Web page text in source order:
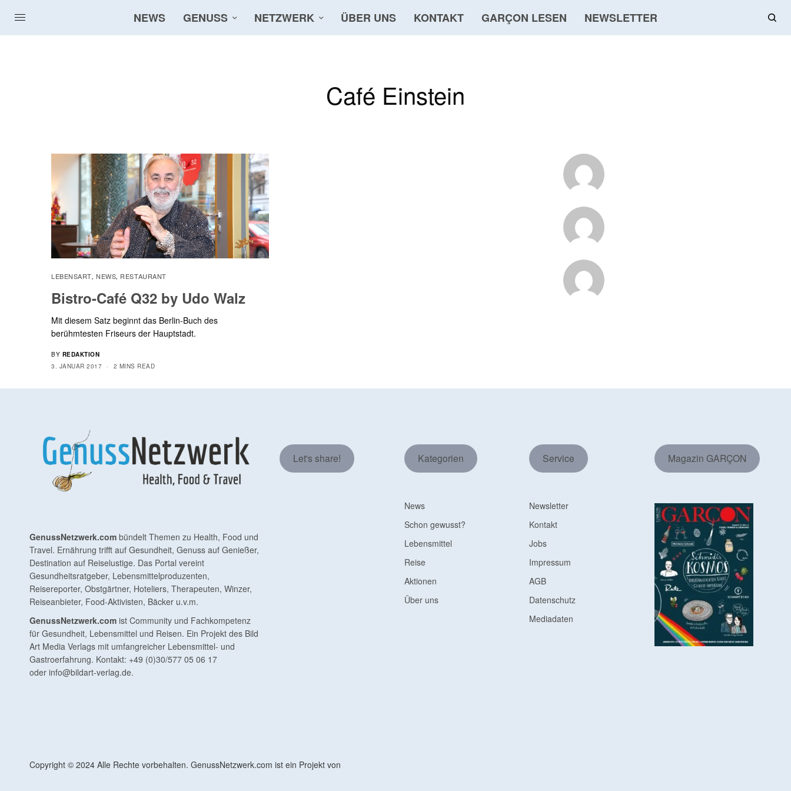
NEWS GENUSS NETZWERK ÜBER UNS KONTAKT GARÇON LESEN NEWSLETTER
Café Einstein
LEBENSART,NEWS, RESTAURANT
Bistro-Café Q32 by Udo Walz
Mit diesem Satz beginnt das Berlin-Buch des
berühmtesten Friseurs der Hauptstadt.
BY REDAKTION
3. JANUAR 2017
2 MINS READ
GenussNetzwerk.com bündelt Themen zu Health, Food und
Travel. Ernährung trifft auf Gesundheit, Genuss auf Genießer,
Destination auf Reiselustige. Das Portal vereint
Gesundheitsratgeber, Lebensmittelproduzenten,
Reisereporter, Obstgärtner, Hoteliers, Therapeuten, Winzer,
Reiseanbieter, Food-Aktivisten, Bäcker u.v.m.
GenussNetzwerk.com ist Community und Fachkompetenz
für Gesundheit, Lebensmittel und Reisen. Ein Projekt des Bild
Art Media Verlags mit umfangreicher Lebensmittel- und
Gastroerfahrung. Kontakt: +49 (0)30/577 05 06 17
oder info@bildart-verlag.de.
Let's share! Kategorien
News
Schon gewusst?
Lebensmittel
Reise
Aktionen
Über uns
Service
Newsletter
Kontakt
Jobs
Impressum
AGB
Datenschutz
Mediadaten
Magazin GARÇON
Copyright © 2024 Alle Rechte vorbehalten. GenussNetzwerk.com ist ein Projekt von